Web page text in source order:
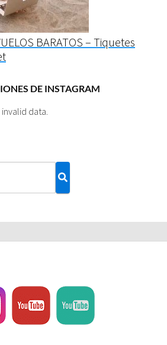
BARATOS – Tiquetes
DE INSTAGRAM
data.